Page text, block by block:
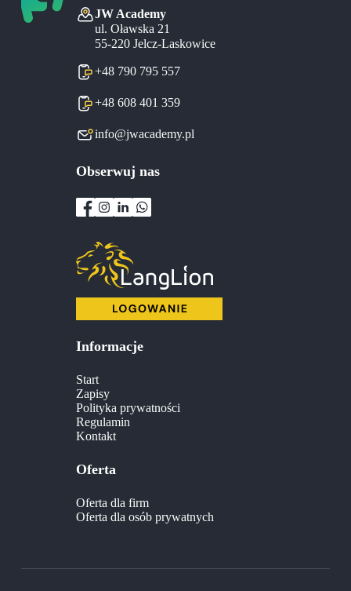
JW Academy
ul. Oławska 21
55-220 Jelcz-Laskowice
+48 790 795 557
+48 608 401 359
info@jwacademy.pl
Informacje
Start
Zapisy
Polityka prywatności
Regulamin
Kontakt
Oferta
Oferta dla firm
Oferta dla osób prywatnych
Obserwuj nas